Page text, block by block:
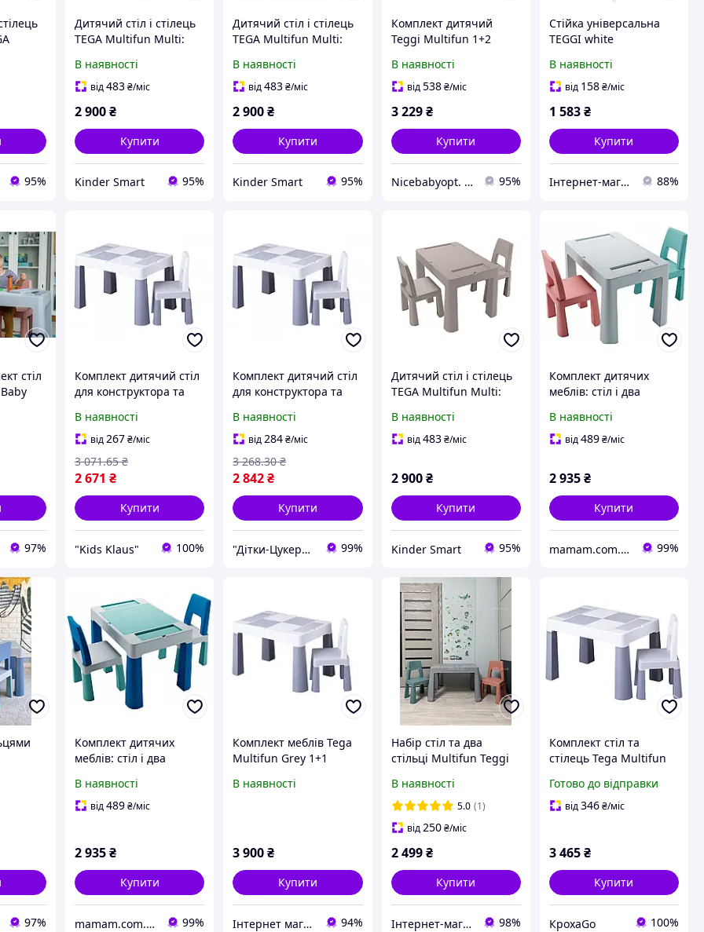
95%
Дитячий стіл і стілець
TEGA Multifun Multi:
конструктора,
пісочниця (TI-011-174)
В наявності
від483₴/міс
2 900₴
Купити
Kinder Smart 95%
Дитячий стіл і стілець
TEGA Multifun Multi:
конструктора,
пісочниця (TI-011-173)
В наявності
від483₴/міс
2 900₴
Купити
Kinder Smart 95%
Комплект дитячий
Teggi Multifun 1+2
graphite/yellow, графіт/
жовтий
В наявності
від538 ₴/міс
3 229 ₴
Купити
Nicebabyopt. Інтернет- магазин дитячих товарів 95%
Стійка універсальна
TEGGI white
В наявності
від 158₴/міс
1 583₴
Купити
Інтернет-магазин "САДКО" 88%
стіл
Baby
97%
Комплект дитячий стіл
для конструктора та
В наявності
від267₴/міс
2 671 ₴
3 071.65 ₴
Купити
"Kids Klaus" 100%
Комплект дитячий стіл
для конструктора та
В наявності
від284₴/міс
2 842₴
3 268.30 ₴
Купити
"Дітки-Цукерки" 99%
Дитячий стіл і стілець
TEGA Multifun Multi:
конструктора,
пісочниця (TI-011-177)
В наявності
від483 ₴/міс
2 900 ₴
Купити
Kinder Smart 95%
Комплект дитячих
меблів: стіл і два
Multifun
Grey/Pink/Turquoise
В наявності
від489₴/міс
2 935₴
Купити
mamam.com.ua 99%
97%
Комплект дитячих
меблів: стіл і два
Multifun
Turquoise/Navy/Gray
В наявності
від489₴/міс
2 935₴
Купити
mamam.com.ua 99%
Комплект меблів Tega
Multifun Grey 1+1
В наявності
3 900₴
Купити
Інтернет магазин 'SHTEKER' 94%
Набір стіл та два
стільці Multifun Teggi
В наявності
5.0 (1)
від250 ₴/міс
2 499 ₴
Купити
Інтернет-магазин elfik.in.ua 98%
Комплект стіл та
стілець Tega Multifun
MF-004-106 grey (сірий)
Готово до відправки
від346₴/міс
3 465₴
Купити
КрохаGo 100%